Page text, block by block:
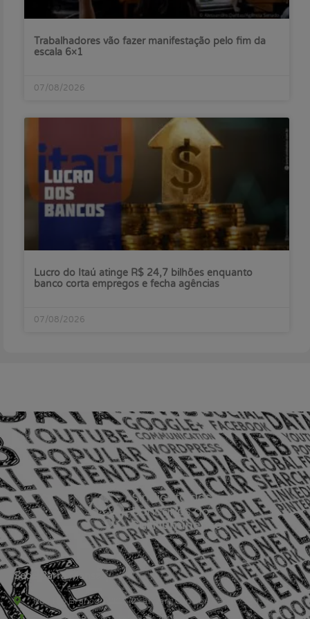
Trabalhadores vão fazer manifestação pelo fim da
escala 6×1
07/08/2026
Lucro do Itaú atinge R$ 24,7 bilhões enquanto
banco corta empregos e fecha agências
07/08/2026
Sede Barra Mansa
Rua Rio Branco, nº107 (2º andar), Centro - Cep: 27.330-030